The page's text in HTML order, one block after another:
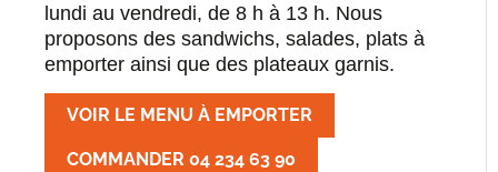
lundi au vendredi, de 8 h à 13 h. Nous
proposons des sandwichs, salades, plats à
emporter ainsi que des plateaux garnis.
VOIR LE MENU À EMPORTER
COMMANDER 04 234 63 90